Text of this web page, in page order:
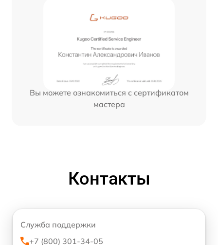
Вы можете ознакомиться с сертификатом
мастера
Контакты
Служба поддержки
+7 (800) 301-34-05